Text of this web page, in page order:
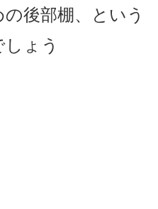
後部棚、という
ょう